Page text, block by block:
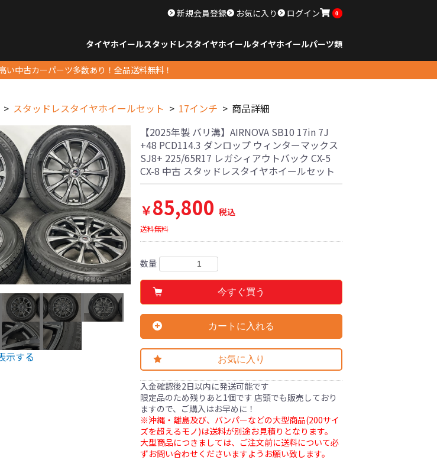
新規会員登録 お気に入り ログイン 0
タイヤホイールスタッドレスタイヤホイールタイヤホイールパーツ類
い中古カーパーツ多数あり！全品送料無料！
スタッドレスタイヤホイールセット 17インチ 商品詳細
示する
【2025年製 バリ溝】AIRNOVA SB10 17in 7J
+48 PCD114.3 ダンロップ ウィンターマックス
SJ8+ 225/65R17 レガシィアウトバック CX-5
CX-8 中古 スタッドレスタイヤホイールセット
￥85,800 税込
送料無料
数量
今すぐ買う
カートに入れる
お気に入り
入金確認後2日以内に発送可能です
限定品のため残りあと1個です 店頭でも販売しており
ますので、ご購入はお早めに！
※沖縄・離島及び、バンパーなどの大型商品(200サイ
ズを超えるモノ)は送料が別途お見積りとなります。
大型商品につきましては、ご注文前に送料について必
ずお問い合わせくださいますようお願い致します。